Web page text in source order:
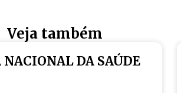
Veja também
NACIONAL DA SAÚDE